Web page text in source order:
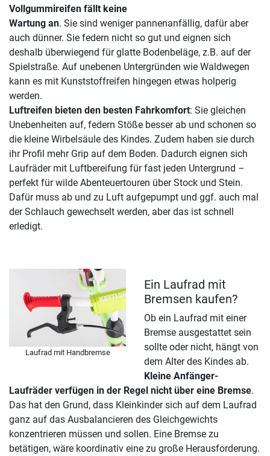
Vollgummireifen fällt keine
Wartung an. Sie sind weniger pannenanfällig, dafür aber
auch dünner. Sie federn nicht so gut und eignen sich
deshalb überwiegend für glatte Bodenbeläge, z.B. auf der
Spielstraße. Auf unebenen Untergründen wie Waldwegen
kann es mit Kunststoffreifen hingegen etwas holperig
werden.
Luftreifen bieten den besten Fahrkomfort: Sie gleichen
Unebenheiten auf, federn Stöße besser ab und schonen so
die kleine Wirbelsäule des Kindes. Zudem haben sie durch
ihr Profil mehr Grip auf dem Boden. Dadurch eignen sich
Laufräder mit Luftbereifung für fast jeden Untergrund –
perfekt für wilde Abenteuertouren über Stock und Stein.
Dafür muss ab und zu Luft aufgepumpt und ggf. auch mal
der Schlauch gewechselt werden, aber das ist schnell
erledigt.
Laufrad mit Handbremse
Ein Laufrad mit
Bremsen kaufen?
Ob ein Laufrad mit einer
Bremse ausgestattet sein
sollte oder nicht, hängt von
dem Alter des Kindes ab.
Kleine Anfänger-
Laufräder verfügen in der Regel nicht über eine Bremse.
Das hat den Grund, dass Kleinkinder sich auf dem Laufrad
ganz auf das Ausbalancieren des Gleichgewichts
konzentrieren müssen und sollen. Eine Bremse zu
betätigen, wäre koordinativ eine zu große Herausforderung.